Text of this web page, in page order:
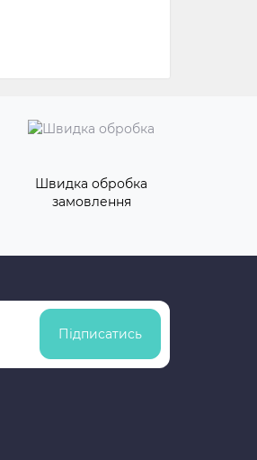
Швидка обробка
замовлення
Підписатись